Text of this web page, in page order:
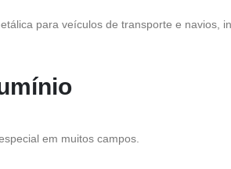
para veículos de transporte e navios,
em muitos campos.